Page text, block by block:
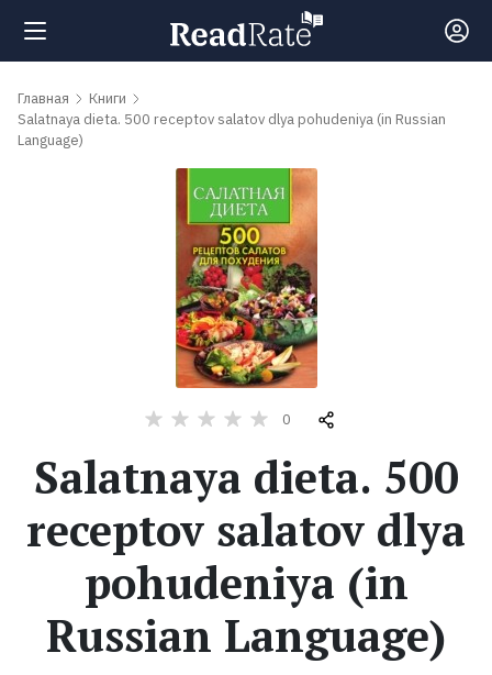
Поиск
обсуждаемые
Авторы
Жанры
Экранизации
Главная
Книги
Salatnaya dieta. 500 receptov salatov dlya pohudeniya (in Russian
Language)
0
Salatnaya dieta. 500
receptov salatov dlya
pohudeniya (in
Russian Language)